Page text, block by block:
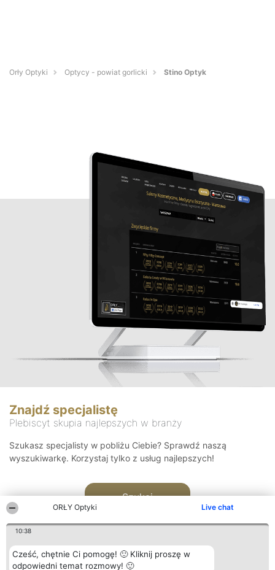
ORŁY Optyki Live chat
10:38
Cześć, chętnie Ci pomogę! 🙂 Kliknij proszę w
odpowiedni temat rozmowy! 🙂
Orły Optyki Optycy - powiat gorlicki Stino Optyk
Znajdź specjalistę
Plebiscyt skupia najlepszych w branży
Szukasz specjalisty w pobliżu Ciebie? Sprawdź naszą
wyszukiwarkę. Korzystaj tylko z usług najlepszych!
Szukaj